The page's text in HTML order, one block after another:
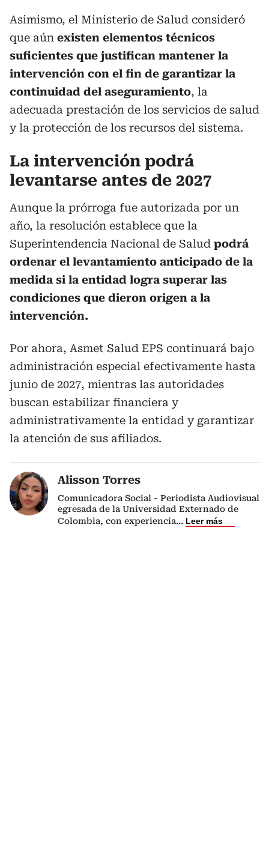
Asimismo, el Ministerio de Salud consideró
que aún existen elementos técnicos
suficientes que justifican mantener la
intervención con el fin de garantizar la
continuidad del aseguramiento, la
adecuada prestación de los servicios de salud
y la protección de los recursos del sistema.
La intervención podrá
levantarse antes de 2027
Aunque la prórroga fue autorizada por un
año, la resolución establece que la
Superintendencia Nacional de Salud podrá
ordenar el levantamiento anticipado de la
medida si la entidad logra superar las
condiciones que dieron origen a la
intervención.
Por ahora, Asmet Salud EPS continuará bajo
administración especial efectivamente hasta
junio de 2027, mientras las autoridades
buscan estabilizar financiera y
administrativamente la entidad y garantizar
la atención de sus afiliados.
Alisson Torres
Comunicadora Social - Periodista Audiovisual
egresada de la Universidad Externado de
Colombia, con experiencia... Leer más